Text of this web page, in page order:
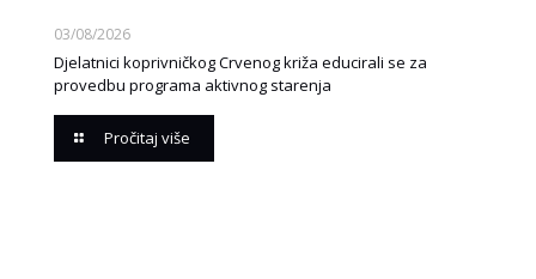
03/08/2026
Djelatnici koprivničkog Crvenog križa educirali se za
provedbu programa aktivnog starenja
Pročitaj više